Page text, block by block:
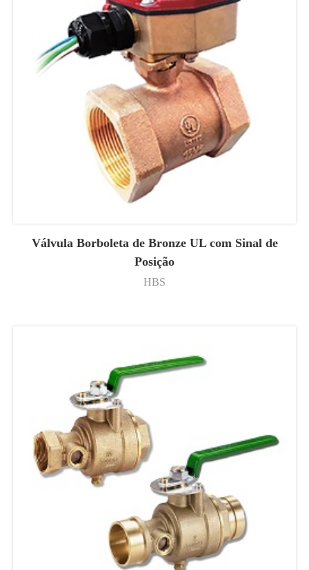
Válvula Borboleta de Bronze UL com Sinal de
Posição
HBS